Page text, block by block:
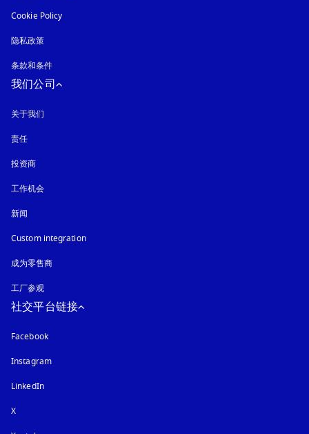
Cookie Policy
隐私政策
条款和条件
我们公司
关于我们
责任
投资商
工作机会
新闻
Custom integration
成为零售商
工厂参观
社交平台链接
Facebook
Instagram在新选项卡中打开
LinkedIn
X